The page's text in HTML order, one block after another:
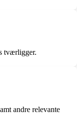
tværligger.
andre relevante